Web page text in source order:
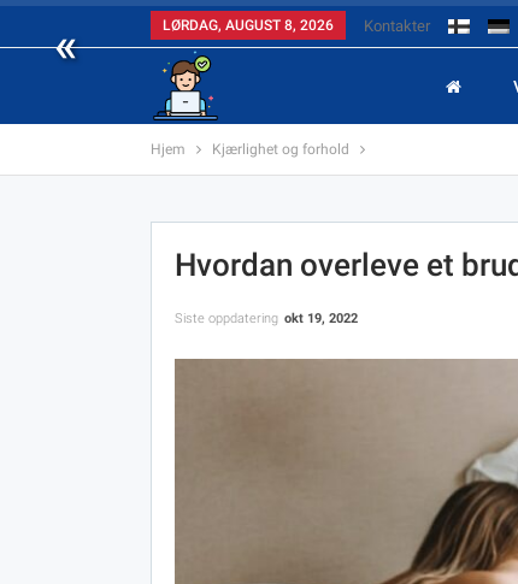
« LØRDAG, AUGUST 8, 2026 Kontakter
Hjem Kjærlighet og forhold
Hvordan overleve et
Siste oppdatering okt 19, 2022